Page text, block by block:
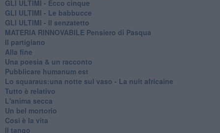
GLI ULTIMI - Ecco cinque
GLI ULTIMI - Le babbucce
GLI ULTIMI - Il senzatetto
MATERIA RINNOVABILE Pensiero di Pasqua
Il partigiano
Alla fine
Una poesia & un racconto
Pubblicare humanum est
Lo squaraus:una notte sul vaso - La nuit africaine
Tutto è relativo
L'anima secca
Un bel mortorio
Cosi è la vita
Il tango